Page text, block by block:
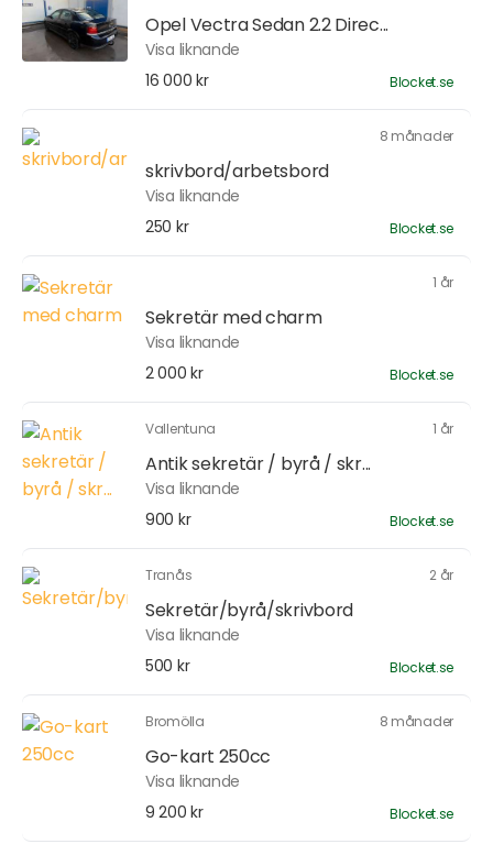
Opel Vectra Sedan 2.2 Direc...
Visa liknande
16 000 kr
Blocket.se
8 månader
skrivbord/arbetsbord
Visa liknande
250 kr
Blocket.se
1 år
Sekretär med charm
Visa liknande
2 000 kr
Blocket.se
Vallentuna 1 år
Antik sekretär / byrå / skr...
Visa liknande
900 kr
Blocket.se
Tranås 2 år
Sekretär/byrå/skrivbord
Visa liknande
500 kr
Blocket.se
Bromölla 8 månader
Go-kart 250cc
Visa liknande
9 200 kr
Blocket.se